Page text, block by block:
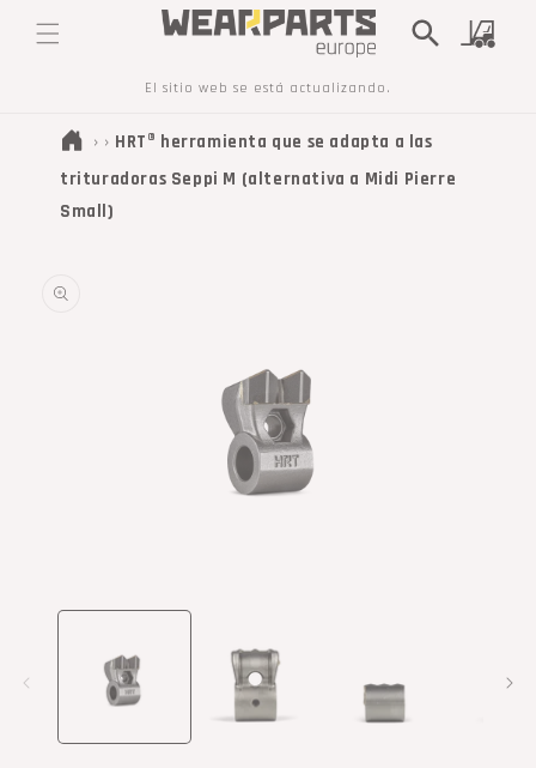
DIRECTAMENTE
AL CONTENIDO
Carrito
El sitio web se está actualizando.
› › HRT® herramienta que se adapta a las
trituradoras Seppi M (alternativa a Midi Pierre
Small)
INFORMACIÓN
elemento
una